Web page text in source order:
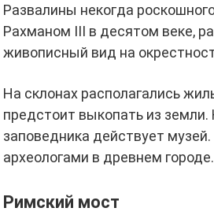
Развалины некогда
Рахманом III в десятом веке,
живописный вид на
На склонах располагались
предстоит выкопать из земли.
заповедника действует
археологами в древнем городе.
Римский мост